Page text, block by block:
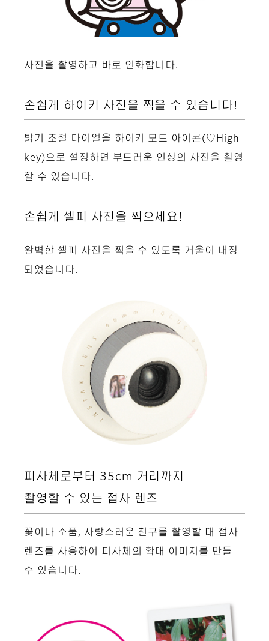
사진을 촬영하고 바로 인화합니다.
손쉽게 하이키 사진을 찍을 수 있습니다!
밝기 조절 다이얼을 하이키 모드 아이콘(♡High-
key)으로 설정하면 부드러운 인상의 사진을 촬영
할 수 있습니다.
손쉽게 셀피 사진을 찍으세요!
완벽한 셀피 사진을 찍을 수 있도록 거울이 내장
되었습니다.
피사체로부터 35cm 거리까지
촬영할 수 있는 접사 렌즈
꽃이나 소품, 사랑스러운 친구를 촬영할 때 접사
렌즈를 사용하여 피사체의 확대 이미지를 만들
수 있습니다.